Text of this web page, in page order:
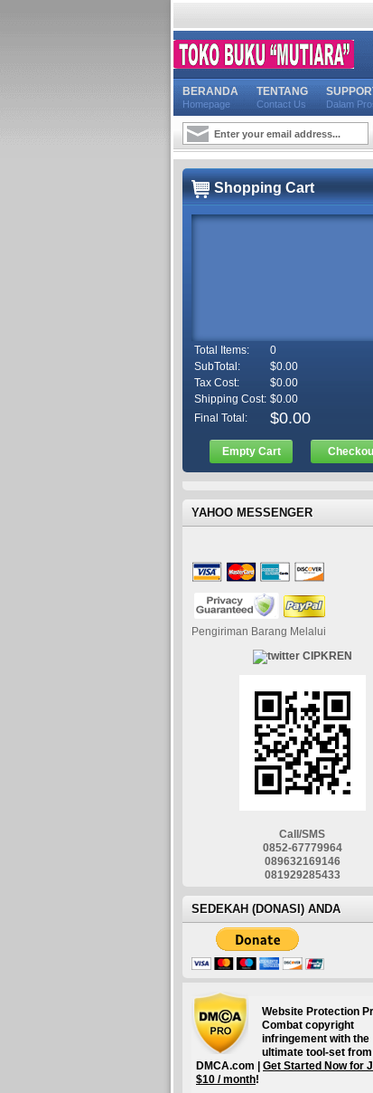
SELAMAT DATANG DI TOKO
BERANDA
Homepage
TENTANG
Contact Us Dalam
Shopping Cart
Total Items:
0
SubTotal:
$0.00
Tax Cost:
$0.00
Shipping Cost: $0.00
Final Total:
$0.00
Empty Cart
YAHOO MESSENGER
Pengiriman Barang Melalui
Call/SMS
0852-67779964
089632169146
081929285433
SEDEKAH (DONASI) ANDA
Website Protection
Combat copyright
infringement with the
ultimate tool-set from
DMCA.com | Get Started Now for
$10 / month!